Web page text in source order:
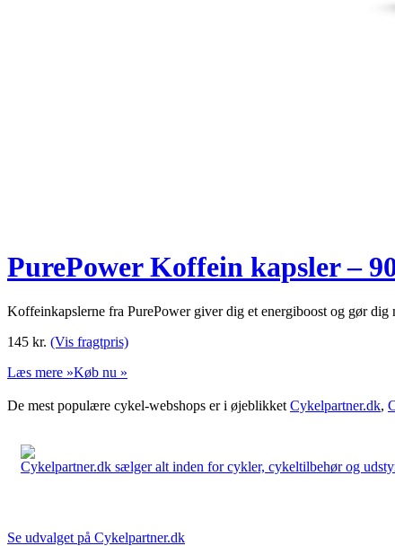
PurePower Koffein kapsler –
Koffeinkapslerne fra PurePower giver dig et energiboost og gør
145 kr. (Vis fragtpris)
Læs mere »Køb nu »
De mest populære cykel-webshops er i øjeblikket Cykelpartner.dk,
Cykelpartner.dk sælger alt inden for cykler, cykeltilbehør og
Se udvalget på Cykelpartner.dk